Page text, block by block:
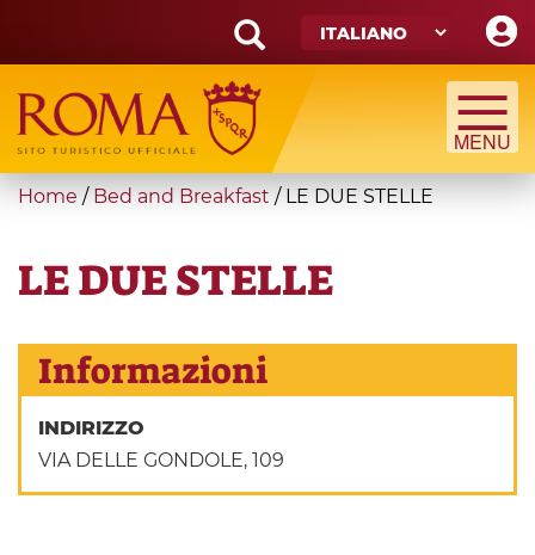
main
content
Search
form
Cerca
You
here
Home / Bed and Breakfast / LE DUE STELLE
LE DUE STELLE
Informazioni
INDIRIZZO
VIA DELLE GONDOLE, 109